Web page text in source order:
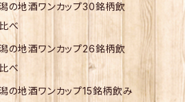
の地酒ワンカップ30銘柄飲
べ
の地酒ワンカップ26銘柄飲
べ
の地酒ワンカップ15銘柄飲み